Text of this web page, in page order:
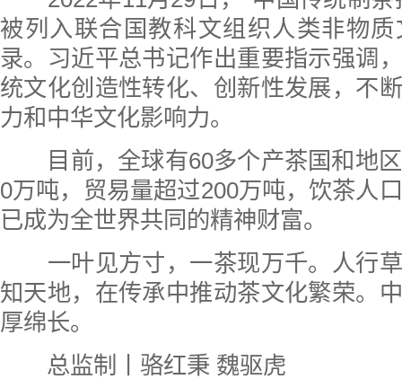
被列入联合国教科文组织人类非物
录。习近平总书记作出重要指示强调
统文化创造性转化、创新性发展，不
力和中华文化影响力。
目前，全球有60多个产茶国和地区
0万吨，贸易量超过200万吨，饮茶人
已成为全世界共同的精神财富。
一叶见方寸，一茶现万千。人行草
知天地，在传承中推动茶文化繁荣。
厚绵长。
总监制丨骆红秉 魏驱虎